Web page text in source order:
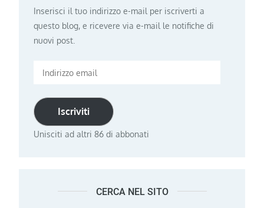
Inserisci il tuo indirizzo e-mail per iscriverti a
questo blog, e ricevere via e-mail le notifiche di
nuovi post.
Indirizzo
Iscriviti
Unisciti ad altri 86 di abbonati
CERCA NEL SITO